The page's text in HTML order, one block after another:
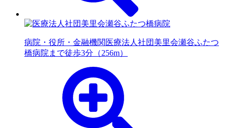
病院・役所・金融機関 医療法人社団美里会瀬谷ふたつ
橋病院まで徒歩3分（256m）